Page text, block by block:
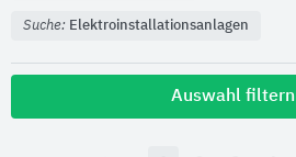
Suche: Elektroinstallationsanlagen
Auswahl filtern